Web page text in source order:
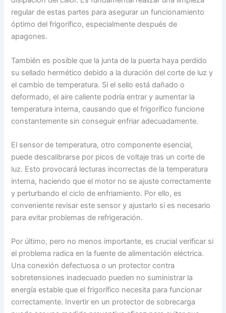
regular de estas partes para asegurar un funcionamiento
óptimo del frigorífico, especialmente después de
apagones.
También es posible que la junta de la puerta haya perdido
su sellado hermético debido a la duración del corte de luz y
el cambio de temperatura. Si el sello está dañado o
deformado, el aire caliente podría entrar y aumentar la
temperatura interna, causando que el frigorífico funcione
constantemente sin conseguir enfriar adecuadamente.
El sensor de temperatura, otro componente esencial,
puede descalibrarse por picos de voltaje tras un corte de
luz. Esto provocará lecturas incorrectas de la temperatura
interna, haciendo que el motor no se ajuste correctamente
y perturbando el ciclo de enfriamiento. Por ello, es
conveniente revisar este sensor y ajustarlo si es necesario
para evitar problemas de refrigeración.
Por último, pero no menos importante, es crucial verificar si
el problema radica en la fuente de alimentación eléctrica.
Una conexión defectuosa o un protector contra
sobretensiones inadecuado pueden no suministrar la
energía estable que el frigorífico necesita para funcionar
correctamente. Invertir en un protector de sobrecarga